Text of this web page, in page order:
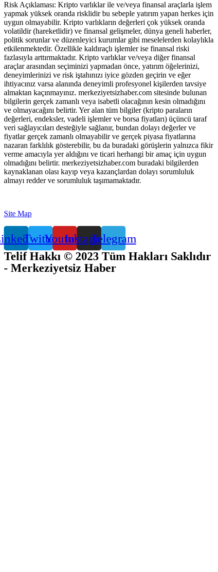
Risk Açıklaması: Kripto varlıklar ile ve/veya finansal araçlarla işlem
yapmak yüksek oranda risklidir bu sebeple yatırım yapan herkes için
uygun olmayabilir. Kripto varlıkların değerleri çok yüksek oranda
volatildir (hareketlidir) ve finansal gelişmeler, dünya geneli haberler,
politik sorunlar ve düzenleyici kurumlar gibi meselelerden kolaylıkla
etkilenmektedir. Özellikle kaldıraçlı işlemler ise finansal riski
fazlasıyla arttırmaktadır. Kripto varlıklar ve/veya diğer finansal
araçlar arasından seçiminizi yapmadan önce, yatırım öğelerinizi,
deneyimlerinizi ve risk iştahınızı iyice gözden geçirin ve eğer
ihtiyacınız varsa alanında deneyimli profesyonel kişilerden tavsiye
almaktan kaçınmayınız. merkeziyetsizhaber.com sitesinde bulunan
bilgilerin gerçek zamanlı veya isabetli olacağının kesin olmadığını
ve olmayacağını belirtir. Yer alan tüm bilgiler (kripto paraların
değerleri, endeksler, vadeli işlemler ve borsa fiyatları) üçüncü taraf
veri sağlayıcıları desteğiyle sağlanır, bundan dolayı değerler ve
fiyatlar gerçek zamanlı olmayabilir ve gerçek piyasa fiyatlarına
nazaran farklılık gösterebilir, bu da buradaki görüşlerin yalnızca fikir
verme amacıyla yer aldığını ve ticari herhangi bir amaç için uygun
olmadığını belirtir. merkeziyetsizhaber.com buradaki bilgilerden
kaynaklanan olası kayıp veya kazançlardan dolayı sorumluluk
almayı redder ve sorumluluk taşımamaktadır.
Site Map
TwitterYoutubeInstagramTelegram
Telif Hakkı © 2023 Tüm Hakları Saklıdır
- Merkeziyetsiz Haber